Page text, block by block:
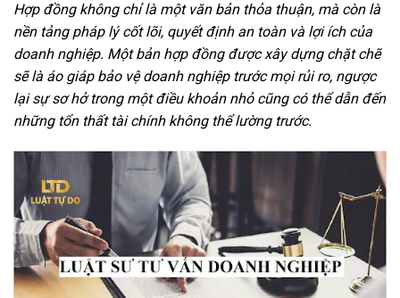
Hợp đồng không chỉ là một văn bản thỏa thuận, mà còn là
nền tảng pháp lý cốt lõi, quyết định an toàn và lợi ích của
doanh nghiệp. Một bản hợp đồng được xây dựng chặt chẽ
sẽ là áo giáp bảo vệ doanh nghiệp trước mọi rủi ro, ngược
lại sự sơ hở trong một điều khoản nhỏ cũng có thể dẫn đến
những tổn thất tài chính không thể lường trước.